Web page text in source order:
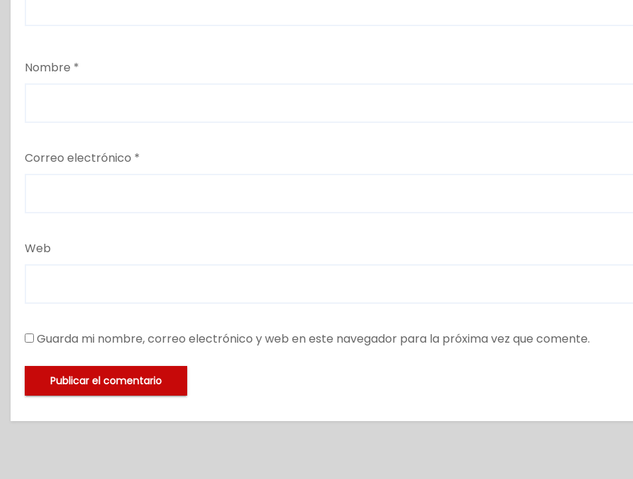
Nombre *
Correo electrónico *
Web
Guarda mi nombre, correo electrónico y web en este navegador para la próxima vez que comente.